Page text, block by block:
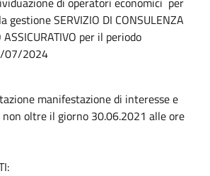
gestione SERVIZIO DI CONSULENZA
ASSICURATIVO per il periodo
07/2024
manifestazione di interesse e
oltre il giorno 30.06.2021 alle ore